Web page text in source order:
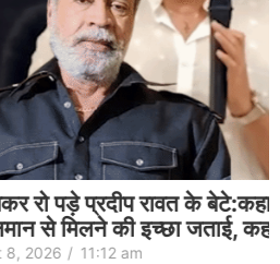
के बेटे:कहा- हाथ-पैर कांप रहे
जताई, कहा- पापा उनके…